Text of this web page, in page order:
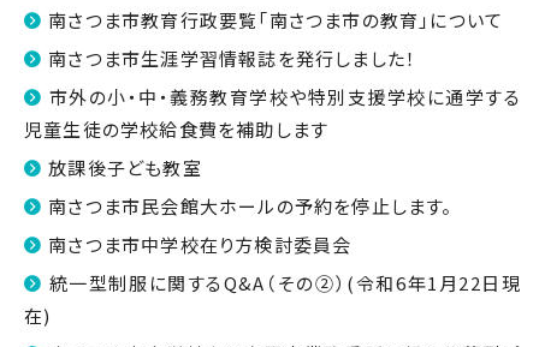
南さつま市教育行政要覧「南さつま市の教育」について
南さつま市生涯学習情報誌を発行しました！
市外の小・中・義務教育学校や特別支援学校に通学する
児童生徒の学校給食費を補助します
放課後子ども教室
南さつま市民会館大ホールの予約を停止します。
南さつま市中学校在り方検討委員会
統一型制服に関するQ&A（その②）(令和6年1月22日現
在)